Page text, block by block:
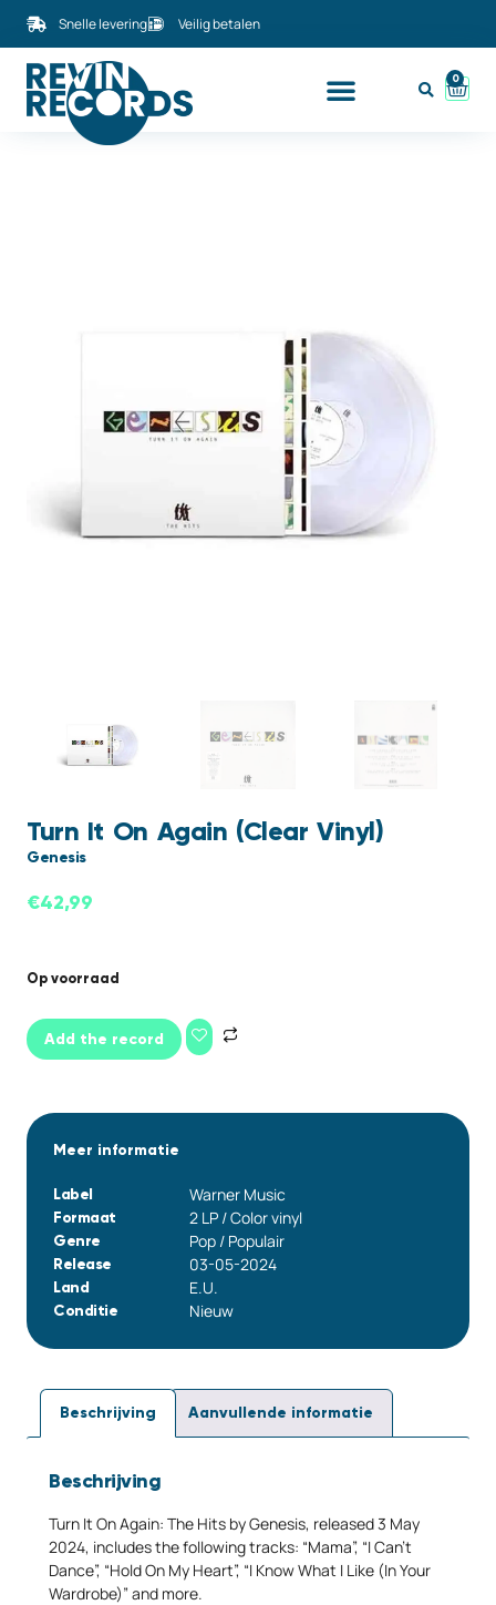
Snelle levering Veilig betalen
0
Turn It On Again (Clear Vinyl)
Genesis
€42,99
Op voorraad
Add the record
Meer informatie
Label Warner Music
Formaat 2 LP / Color vinyl
Genre Pop / Populair
Release 03-05-2024
Land E.U.
Conditie Nieuw
Beschrijving Aanvullende informatie
Beschrijving
Turn It On Again: The Hits by Genesis, released 3 May
2024, includes the following tracks: “Mama”, “I Can’t
Dance”, “Hold On My Heart”, “I Know What I Like (In Your
Wardrobe)” and more.